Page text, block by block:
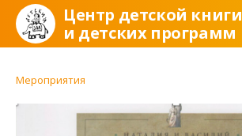
Центр детской книги
и детских программ
Мероприятия